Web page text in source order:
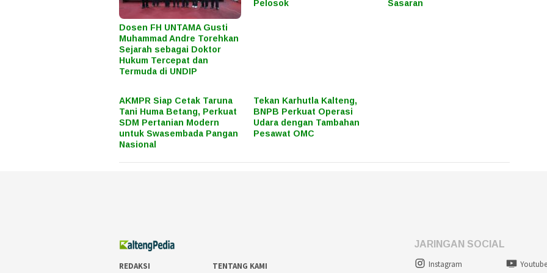
Dosen FH UNTAMA Gusti
Muhammad Andre Torehkan
Sejarah sebagai Doktor
Hukum Tercepat dan
Termuda di UNDIP
Pelosok Sasaran
AKMPR Siap Cetak Taruna
Tani Huma Betang, Perkuat
SDM Pertanian Modern
untuk Swasembada Pangan
Nasional
Tekan Karhutla Kalteng,
BNPB Perkuat Operasi
Udara dengan Tambahan
Pesawat OMC
REDAKSI TENTANG KAMI
JARINGAN SOCIAL
Instagram